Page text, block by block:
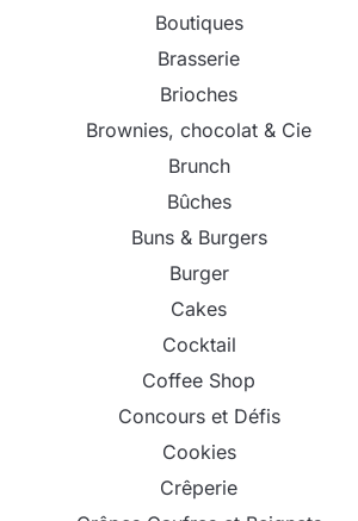
Boutiques
Brasserie
Brioches
Brownies, chocolat & Cie
Brunch
Bûches
Buns & Burgers
Burger
Cakes
Cocktail
Coffee Shop
Concours et Défis
Cookies
Crêperie